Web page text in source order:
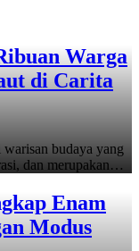
Warga
di Carita
budaya yang
dan merupakan…
Enam
Modus